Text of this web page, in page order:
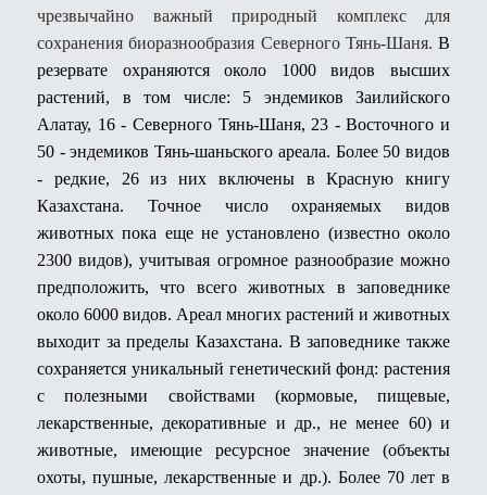
чрезвычайно важный природный комплекс для
сохранения биоразнообразия Северного Тянь-Шаня. В
резервате охраняются около 1000 видов высших
растений, в том числе: 5 эндемиков Заилийского
Алатау, 16 - Северного Тянь-Шаня, 23 - Восточного и
50 - эндемиков Тянь-шаньского ареала. Более 50 видов
- редкие, 26 из них включены в Красную книгу
Казахстана. Точное число охраняемых видов
животных пока еще не установлено (известно около
2300 видов), учитывая огромное разнообразие можно
предположить, что всего животных в заповеднике
около 6000 видов. Ареал многих растений и животных
выходит за пределы Казахстана. В заповеднике также
сохраняется уникальный генетический фонд: растения
с полезными свойствами (кормовые, пищевые,
лекарственные, декоративные и др., не менее 60) и
животные, имеющие ресурсное значение (объекты
охоты, пушные, лекарственные и др.). Более 70 лет в